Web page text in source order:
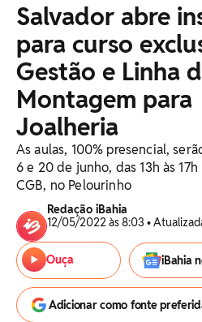
Salvador abre
para curso
Gestão e Linha
Montagem para
Joalheria
As aulas, 100% presencial,
6 e 20 de junho, das 13h às
CGB, no Pelourinho
Redação iBahia
12/05/2022 às 8:03 •
Ouça iBahia
Adicionar como fonte